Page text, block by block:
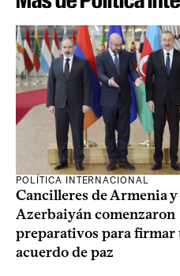
POLÍTICA INTERNACIONAL
Cancilleres de Armenia y
Azerbaiyán comenzaron
preparativos para firmar
acuerdo de paz